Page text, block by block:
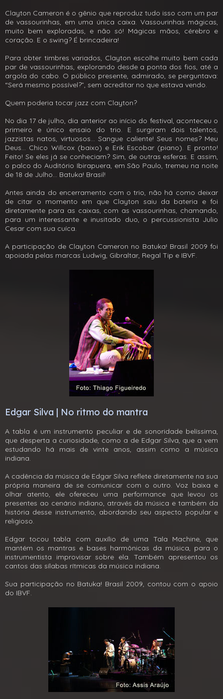
Clayton Cameron é o gênio que reproduz tudo isso com um par
de vassourinhas, em uma única caixa. Vassourinhas mágicas,
muito bem exploradas, e não só! Mágicas mãos, cérebro e
coração. E o swing? É brincadeira!
Para obter timbres variados, Clayton escolhe muito bem cada
par de vassourinhas, explorando desde a ponta dos fios, até a
argola do cabo. O público presente, admirado, se perguntava:
“Será mesmo possível?”, sem acreditar no que estava vendo.
Quem poderia tocar jazz com Clayton?
No dia 17 de julho, dia anterior ao início do festival, aconteceu o
primeiro e único ensaio do trio. E surgiram dois talentos,
jazzistas natos, virtuosos... Sangue caliente! Seus nomes? Meu
Deus... Chico Willcox (baixo) e Erik Escobar (piano). E pronto!
Feito! Se eles já se conheciam? Sim, de outras esferas. E assim,
o palco do Auditório Ibirapuera, em São Paulo, tremeu na noite
de 18 de Julho... Batuka! Brasil!
Antes ainda do encerramento com o trio, não há como deixar
de citar o momento em que Clayton saiu da bateria e foi
diretamente para as caixas, com as vassourinhas, chamando,
para um interessante e inusitado duo, o percussionista Julio
Cesar com sua cuíca.
A participação de Clayton Cameron no Batuka! Brasil 2009 foi
apoiada pelas marcas Ludwig, Gibraltar, Regal Tip e IBVF.
Edgar Silva | No ritmo do mantra
A tabla é um instrumento peculiar e de sonoridade belíssima,
que desperta a curiosidade, como a de Edgar Silva, que a vem
estudando há mais de vinte anos, assim como a música
indiana.
A cadência da música de Edgar Silva reflete diretamente na sua
própria maneira de se comunicar com o outro. Voz baixa e
olhar atento, ele ofereceu uma performance que levou os
presentes ao cenário indiano, através da música e também da
história desse instrumento, abordando seu aspecto popular e
religioso.
Edgar tocou tabla com auxílio de uma Tala Machine, que
mantém os mantras e bases harmônicas da música, para o
instrumentista improvisar sobre ela. Também apresentou os
cantos das sílabas rítmicas da música indiana.
Sua participação no Batuka! Brasil 2009, contou com o apoio
do IBVF.